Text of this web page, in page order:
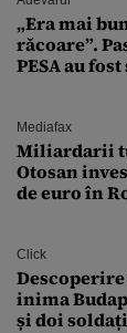
„Era mai
răcoare”.
PESA au
Mediafax
Miliardarii
Otosan
de euro în
Click
inima
și doi